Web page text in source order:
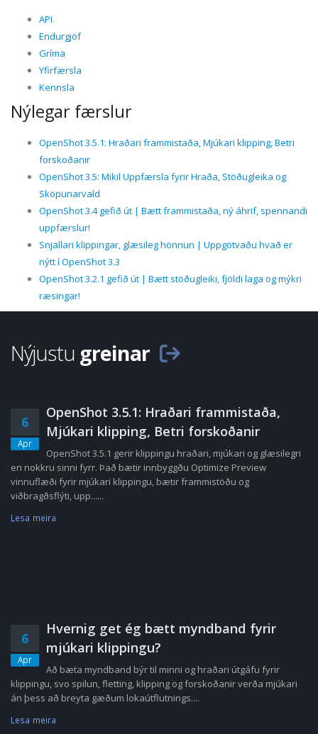
API
Endurgjöf
Gríma
Yfirfærsla
Kennsla
Nýlegar færslur
OpenShot 3.5.1: Hraðari frammistaða, Mjúkari klipping, Betri
forskoðanir
OpenShot 3.5: Mikil Uppfærsla fyrir Hraða, Stöðugleika og
Sköpunarvald
OpenShot 3.4 gefið út | Bætt frammistaða, ný áhrif, spennandi
uppfærslur!
Snjallari klippingar, glæsileg hönnun | Uppgötvaðu hvað er
nýtt í OpenShot 3.3
OpenShot 3.2.1 gefið út | Bætt stöðugleiki, fjöldi laga og mýkri
ræsingar!
Nýjustu greinar
6
Apr
OpenShot 3.5.1: Hraðari frammistaða,
Mjúkari klipping, Betri forskoðanir
OpenShot 3.5.1 gerir klippingu hraðari, mjúkari og glæsilegri
en nokkru sinni fyrr. Það bætir innbyggðu Optimize Preview
vinnuflæði fyrir mjúkari klippingu, bætir frammistöðu og
viðbragðsflýti, upp......
Lesa meira
6
Apr
Hvernig get ég bætt myndband fyrir
mjúkari klippingu?
Að bæta myndband býr til minni og hraðari útgáfu fyrir
klippingu, svo spilun, fletting, klipping og forskoðanir verða mjúkari
án þess að breyta gæðum lokaútflutnings....
Lesa meira